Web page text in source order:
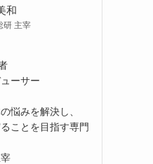
和
研 主宰
ーサー
悩みを解決し、
ことを目指す専門